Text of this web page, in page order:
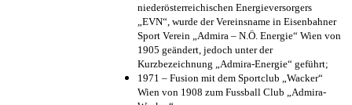
niederösterreichischen Energieversorgers
„EVN“, wurde der Vereinsname in Eisenbahner
Sport Verein „Admira – N.Ö. Energie“ Wien von
1905 geändert, jedoch unter der
Kurzbezeichnung „Admira-Energie“ geführt;
1971 – Fusion mit dem Sportclub „Wacker“
Wien von 1908 zum Fussball Club „Admira-